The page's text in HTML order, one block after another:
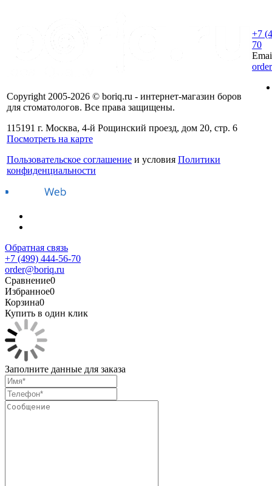
Copyright 2005-2026 © boriq.ru - интернет-магазин боров
для стоматологов. Все права защищены.
115191 г. Москва, 4-й Рощинский проезд, дом 20, стр. 6
Посмотреть на карте
Пользовательское соглашение и условия Политики
конфиденциальности
+7
70
Обратная связь
+7 (499) 444-56-70
order@boriq.ru
Сравнение0
Избранное0
Корзина0
Купить в один клик
Заполните данные для заказа